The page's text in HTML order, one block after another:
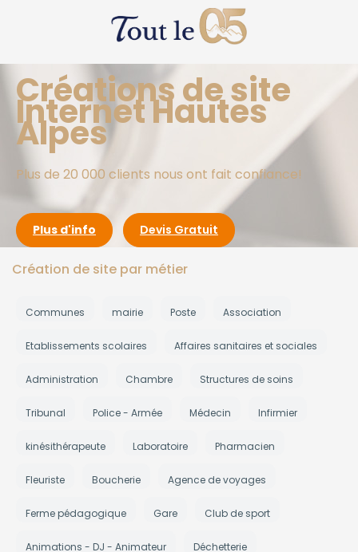
Créations de site
Internet Hautes
Alpes
Plus de 20 000 clients nous ont fait confiance!
Plus d'info Devis Gratuit
Création de site par métier
Communes mairie Poste Association
Etablissements scolaires Affaires sanitaires et sociales
Administration Chambre Structures de soins
Tribunal Police - Armée Médecin Infirmier
kinésithérapeute Laboratoire Pharmacien
Fleuriste Boucherie Agence de voyages
Ferme pédagogique Gare Club de sport
Animations - DJ - Animateur Déchetterie